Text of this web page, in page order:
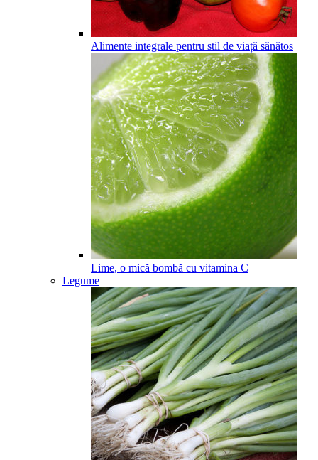
Alimente integrale pentru stil de viață sănătos
Lime, o mică bombă cu vitamina C
Legume